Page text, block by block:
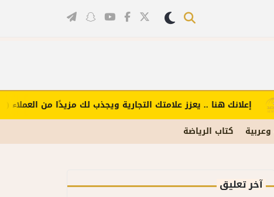
كتاب الرياضة
إعلانك هنا .. يعزز علامتك التجارية ويجذب لك مزيدًا من العملاء
آخر تعليق